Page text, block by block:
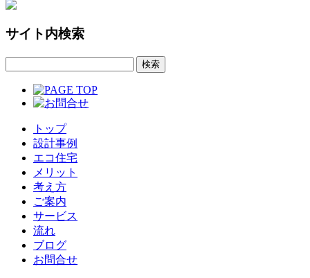
サイト内検索
トップ
設計事例
エコ住宅
メリット
考え方
ご案内
サービス
流れ
ブログ
お問合せ